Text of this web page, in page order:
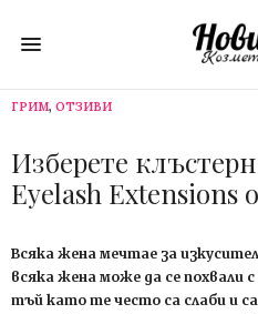
ГРИМ, ОТЗИВИ
Изберете
Eyelash Extensions
Всяка жена мечтае за
всяка жена може да се похвали
тъй като те често са слаби и